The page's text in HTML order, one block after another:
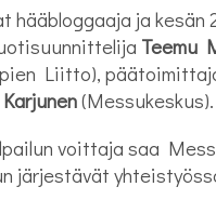
hääbloggaaja ja kesän
Teemu
Liitto),
(Messukeskus).
voittaja saa
järjestävät